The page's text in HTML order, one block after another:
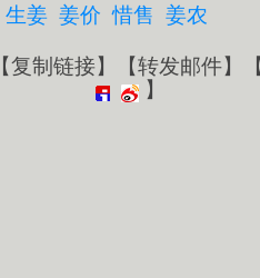
生姜 姜价 惜售 姜农
复制链接】【转发邮件】
】